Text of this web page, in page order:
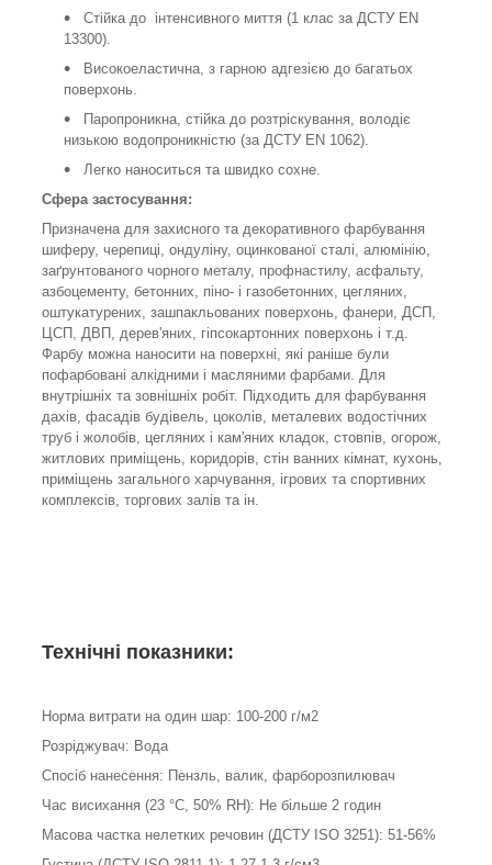
Стійка до інтенсивного миття (1 клас за ДСТУ EN
13300).
Високоеластична, з гарною адгезією до багатьох
поверхонь.
Паропроникна, стійка до розтріскування, володіє
низькою водопроникністю (за ДСТУ EN 1062).
Легко наноситься та швидко сохне.
Сфера застосування:
Призначена для захисного та декоративного фарбування
шиферу, черепиці, ондуліну, оцинкованої сталі, алюмінію,
заґрунтованого чорного металу, профнастилу, асфальту,
азбоцементу, бетонних, піно- і газобетонних, цегляних,
оштукатурених, зашпакльованих поверхонь, фанери, ДСП,
ЦСП, ДВП, дерев'яних, гіпсокартонних поверхонь і т.д.
Фарбу можна наносити на поверхні, які раніше були
пофарбовані алкідними і масляними фарбами. Для
внутрішніх та зовнішніх робіт. Підходить для фарбування
дахів, фасадів будівель, цоколів, металевих водостічних
труб і жолобів, цегляних і кам'яних кладок, стовпів, огорож,
житлових приміщень, коридорів, стін ванних кімнат, кухонь,
приміщень загального харчування, ігрових та спортивних
комплексів, торгових залів та ін.
Технічні показники:
Норма витрати на один шар: 100-200 г/м2
Розріджувач: Вода
Спосіб нанесення: Пензль, валик, фарборозпилювач
Час висихання (23 °С, 50% RH): Не більше 2 годин
Масова частка нелетких речовин (ДСТУ ISO 3251): 51-56%